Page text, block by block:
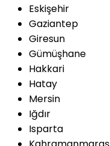
Eskişehir
Gaziantep
Giresun
Gümüşhane
Hakkari
Hatay
Mersin
Iğdır
Isparta